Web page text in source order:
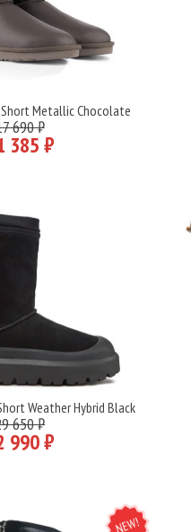
Short Metallic Сhocolate
690 ₽
385 ₽
Weather Hybrid Black
650 ₽
990 ₽
NEW